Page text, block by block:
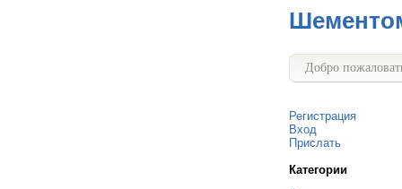
Добро
Регистрация
Вход
Прислать
Категории